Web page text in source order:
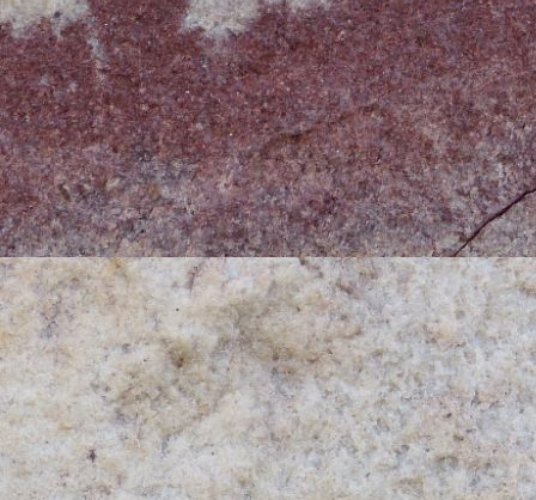
prise sur place. Il faut également
d'envisager ce voyage au volant
pllus, être en voiture c'est être
un des objectifs à ce type de
même si les échanges demeurent
Dans la première phase de la
parcours, j'avais envisagé plein
2010". Bien des envisagés se
temporelles ou
couperet.